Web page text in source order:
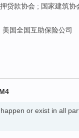
贷款协会 ; 国家建筑
美国全国互助保险公司
or exist in all